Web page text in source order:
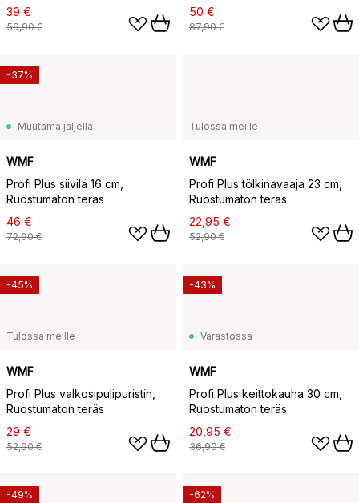
39 €
59,90 €
50 €
87,90 €
Muutama jäljellä
WMF
Profi Plus siivilä 16 cm,
Ruostumaton teräs
46 €
72,90 €
-37%
Tulossa meille
WMF
Profi Plus tölkinavaaja 23 cm,
Ruostumaton teräs
22,95 €
52,90 €
Tulossa meille
WMF
Profi Plus valkosipulipuristin,
Ruostumaton teräs
29 €
52,90 €
-45%
Varastossa
WMF
Profi Plus keittokauha 30 cm,
Ruostumaton teräs
20,95 €
36,90 €
-43%
-49% -62%